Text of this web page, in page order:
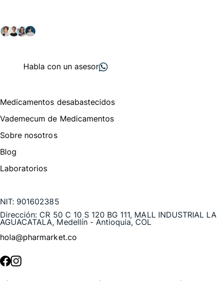
Habla con un asesor
Medicamentos desabastecidos
Vademecum de Medicamentos
Sobre nosotros
Blog
Laboratorios
NIT: 901602385
Dirección: CR 50 C 10 S 120 BG 111, MALL INDUSTRIAL LA
AGUACATALA, Medellín - Antioquia, COL
hola@pharmarket.co